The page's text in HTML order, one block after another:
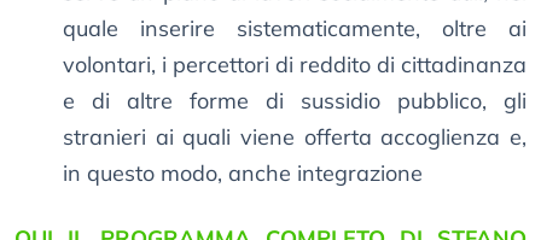
quale inserire sistematicamente, oltre ai
volontari, i percettori di reddito di cittadinanza
e di altre forme di sussidio pubblico, gli
stranieri ai quali viene offerta accoglienza e,
in questo modo, anche integrazione